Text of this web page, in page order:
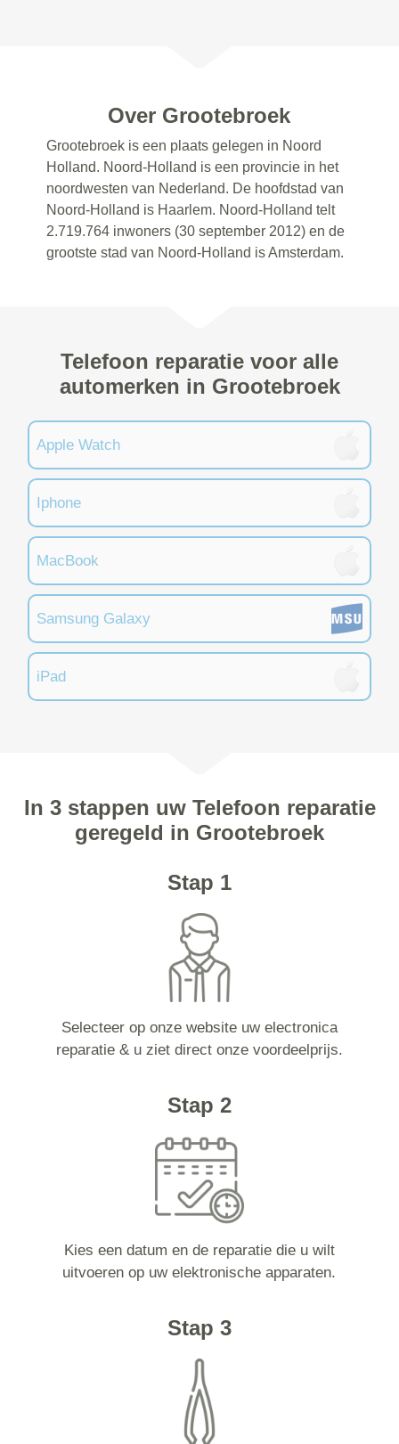
Over Grootebroek
Grootebroek is een plaats gelegen in Noord
Holland. Noord-Holland is een provincie in het
noordwesten van Nederland. De hoofdstad van
Noord-Holland is Haarlem. Noord-Holland telt
2.719.764 inwoners (30 september 2012) en de
grootste stad van Noord-Holland is Amsterdam.
Telefoon reparatie voor alle
automerken in Grootebroek
Apple Watch
Iphone
MacBook
Samsung Galaxy
iPad
In 3 stappen uw Telefoon reparatie
geregeld in Grootebroek
Stap 1
Selecteer op onze website uw electronica
reparatie & u ziet direct onze voordeelprijs.
Stap 2
Kies een datum en de reparatie die u wilt
uitvoeren op uw elektronische apparaten.
Stap 3